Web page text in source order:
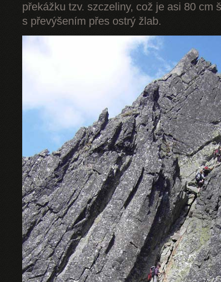
překážku tzv. szczeliny, což je asi 80 cm
s převýšením přes ostrý žlab.